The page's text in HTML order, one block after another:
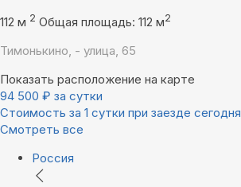
112 м 2 Общая площадь: 112 м2
Тимонькино, - улица, 65
Показать расположение на карте
94 500 ₽ за сутки
Стоимость за 1 сутки при заезде сегодня
Смотреть все
Россия